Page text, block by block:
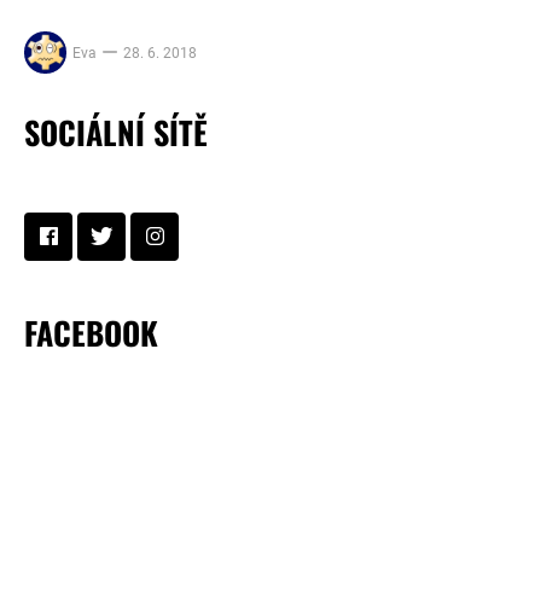
Eva 28. 6. 2018
SOCIÁLNÍ SÍTĚ
FACEBOOK